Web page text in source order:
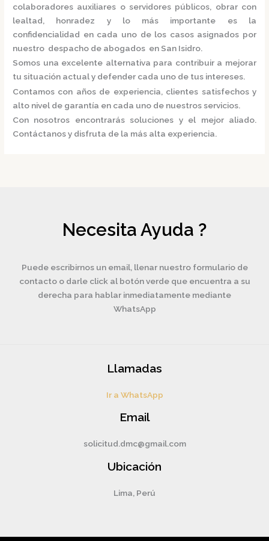
colaboradores auxiliares o servidores públicos, obrar con
lealtad, honradez y lo más importante es la
confidencialidad en cada uno de los casos asignados por
nuestro despacho de abogados en San Isidro.
Somos una excelente alternativa para contribuir a mejorar
tu situación actual y defender cada uno de tus intereses.
Contamos con años de experiencia, clientes satisfechos y
alto nivel de garantía en cada uno de nuestros servicios.
Con nosotros encontrarás soluciones y el mejor aliado.
Contáctanos y disfruta de la más alta experiencia.
Necesita Ayuda ?
Puede escribirnos un email, llenar nuestro formulario de
contacto o darle click al botón verde que encuentra a su
derecha para hablar inmediatamente mediante
WhatsApp
Llamadas
Ir a WhatsApp
Email
solicitud.dmc@gmail.com
Ubicación
Lima, Perú